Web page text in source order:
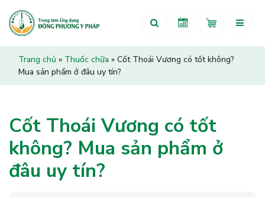
Trang chủ » Thuốc chữa » Cốt Thoái Vương có tốt không?
Mua sản phẩm ở đâu uy tín?
Cốt Thoái Vương có tốt
không? Mua sản phẩm ở
đâu uy tín?